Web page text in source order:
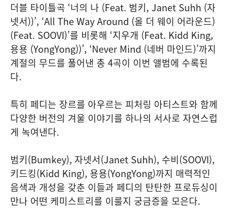
더블 타이틀곡 ‘너의 나 (Feat. 범키, Janet Suhh (자
넷서))’, ‘All The Way Around (올 더 웨이 어라운드)
(Feat. SOOVI)’를 비롯해 ‘지우개 (Feat. Kidd King,
용용 (YongYong))’, ‘Never Mind (네버 마인드)’까지
계절의 무드를 풀어낸 총 4곡이 이번 앨범에 수록된
다.
특히 페디는 장르를 아우르는 피처링 아티스트와 함께
다양한 버전의 겨울 이야기를 하나의 서사로 자연스럽
게 녹여낸다.
범키(Bumkey), 자넷서(Janet Suhh), 수비(SOOVI),
키드킹(Kidd King), 용용(YongYong)까지 매력적인
음색과 개성을 갖춘 이들과 페디의 탄탄한 프로듀싱이
만나 어떤 케미스트리를 이룰지 궁금증을 모은다.